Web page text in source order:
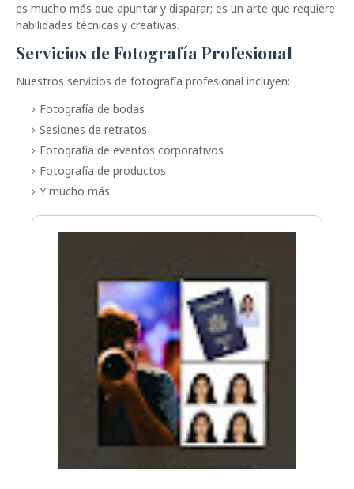
es mucho más que apuntar y disparar; es un arte que requiere
habilidades técnicas y creativas.
Servicios de Fotografía Profesional
Nuestros servicios de fotografía profesional incluyen:
Fotografía de bodas
Sesiones de retratos
Fotografía de eventos corporativos
Fotografía de productos
Y mucho más